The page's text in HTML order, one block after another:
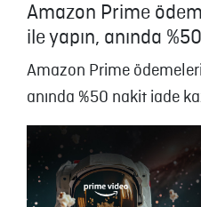
Amazon Prime
ile yapın, anında
Amazon Prime
anında %50 nakit iade